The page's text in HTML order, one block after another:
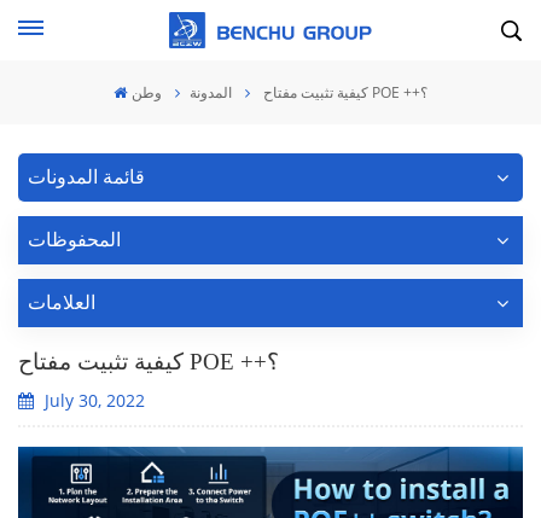
وطن المدونة كيفية تثبيت مفتاح POE ++؟
قائمة المدونات
المحفوظات
العلامات
كيفية تثبيت مفتاح POE ++؟
July 30, 2022